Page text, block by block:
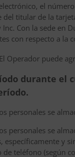
el
del titular de la
Inc. Con la sede en
con respecto a la
El Operador puede
durante el
personales se
personales se
específicamente y
de teléfono (según